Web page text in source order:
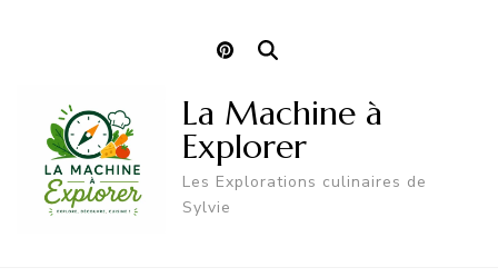
La Machine à
Explorer
Les Explorations culinaires de
Sylvie